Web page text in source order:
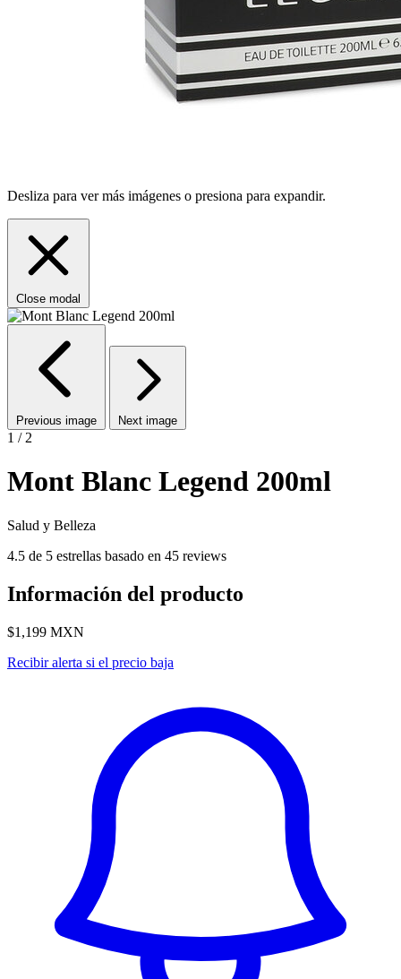
Desliza para ver más imágenes o presiona para expandir.
Close modal
Previous image Next image
1 / 2
Mont Blanc Legend 200ml
Salud y Belleza
4.5 de 5 estrellas basado en 45 reviews
Información del producto
$1,199 MXN
Recibir alerta si el precio baja